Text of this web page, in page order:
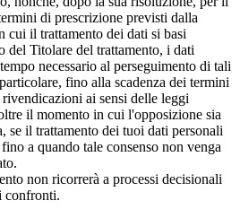
di prescrizione previsti dalla
cui il trattamento dei dati si basi
del Titolare del trattamento, i dati
necessario al perseguimento di tali
fino alla scadenza dei termini
ai sensi delle leggi
il momento in cui l'opposizione sia
se il trattamento dei tuoi dati personali
a quando tale consenso non venga
non ricorrerà a processi decisionali
confronti.